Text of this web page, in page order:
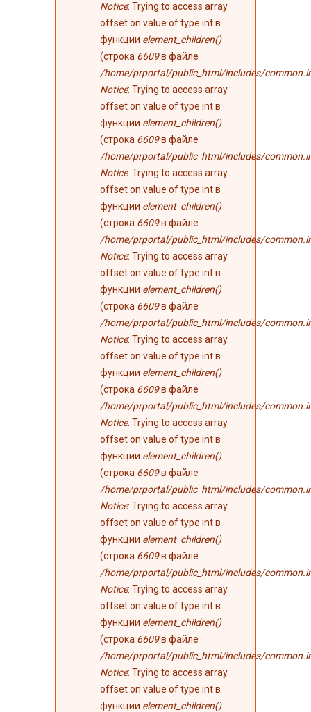
Notice: Trying to access array
offset on value of type int в
функции element_children()
(строка 6609в файле
/home/prportal/public_html/includes/
Notice: Trying to access array
offset on value of type int в
функции element_children()
(строка 6609в файле
/home/prportal/public_html/includes/
Notice: Trying to access array
offset on value of type int в
функции element_children()
(строка 6609в файле
/home/prportal/public_html/includes/
Notice: Trying to access array
offset on value of type int в
функции element_children()
(строка 6609в файле
/home/prportal/public_html/includes/
Notice: Trying to access array
offset on value of type int в
функции element_children()
(строка 6609в файле
/home/prportal/public_html/includes/
Notice: Trying to access array
offset on value of type int в
функции element_children()
(строка 6609в файле
/home/prportal/public_html/includes/
Notice: Trying to access array
offset on value of type int в
функции element_children()
(строка 6609в файле
/home/prportal/public_html/includes/
Notice: Trying to access array
offset on value of type int в
функции element_children()
(строка 6609в файле
/home/prportal/public_html/includes/
Notice: Trying to access array
offset on value of type int в
функции element_children()